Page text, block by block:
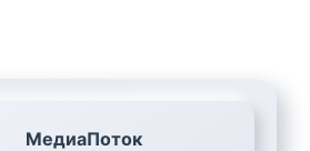
МедиаПоток